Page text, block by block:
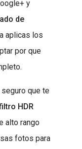
y
de
aplicas los
por que
que te
HDR
alto rango
fotos para